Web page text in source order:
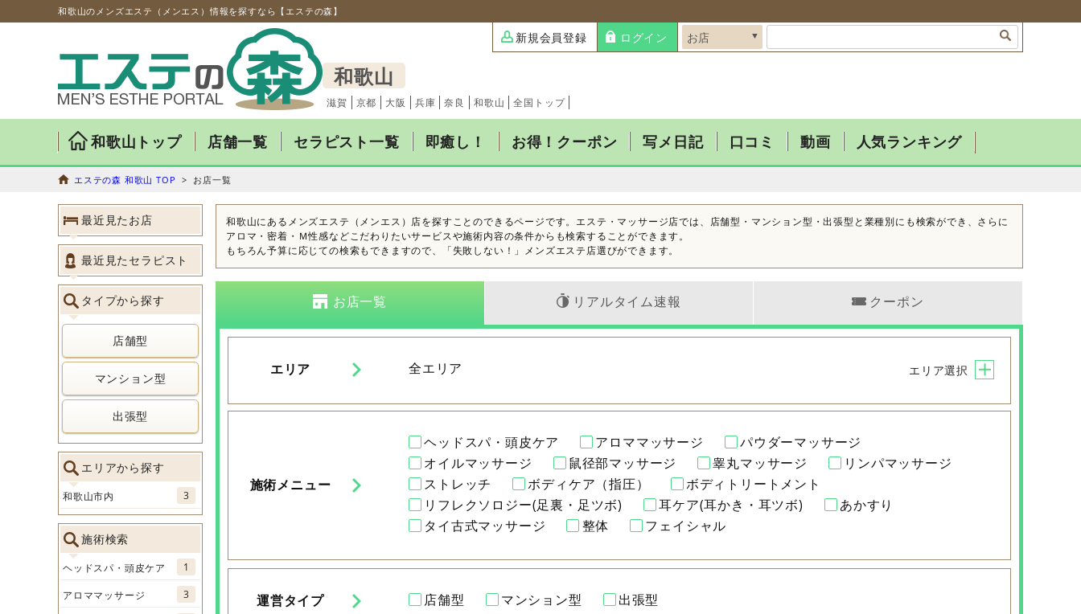
和歌山のメンズエステ（メンエス）情報を探すなら【エステの森】
和歌山
滋賀 京都 大阪 兵庫 奈良 和歌山 全国トップ
新規会員登録 ログイン
和歌山トップ 店舗一覧 セラピスト一覧 即癒し！ お得！クーポン 写メ日記 口コミ 動画 人気ランキング
エステの森 和歌山 TOP > お店一覧
最近見たお店
最近見たセラピスト
タイプから探す
店舗型
マンション型
出張型
エリアから探す
和歌山市内 3
施術検索
ヘッドスパ・頭皮ケア 1
アロママッサージ 3
和歌山にあるメンズエステ（メンエス）店を探すことのできるページです。エステ・マッサージ店では、店舗型・マンション型・出張型と業種別にも検索ができ、さらに
アロマ・密着・Ｍ性感などこだわりたいサービスや施術内容の条件からも検索することができます。
もちろん予算に応じての検索もできますので、「失敗しない！」メンズエステ店選びができます。
お店一覧 リアルタイム速報 クーポン
エリア 全エリア エリア選択
施術メニュー
ヘッドスパ・頭皮ケア アロママッサージ
パウダーマッサージ
オイルマッサージ
鼠径部マッサージ 睾丸マッサージ
リンパマッサージ
ストレッチ
ボディケア（指圧）
ボディトリートメント
リフレクソロジー(足裏・足ツボ)
耳ケア(耳かき・耳ツボ)
あかすり
タイ古式マッサージ
整体 フェイシャル
運営タイプ 店舗型 マンション型 出張型